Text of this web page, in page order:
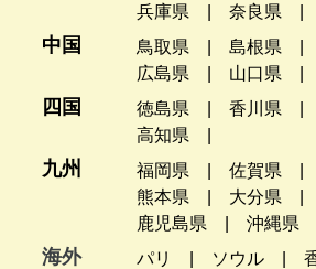
兵庫県
奈良県
中国 鳥取県 島根県
広島県
山口県
四国 徳島県 香川県
高知県
九州 福岡県 佐賀県
熊本県
大分県
鹿児島県
沖縄県
海外 パリ ソウル